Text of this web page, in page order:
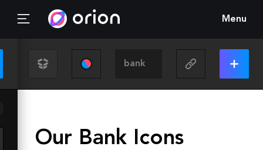
Menu
Our Bank Icons